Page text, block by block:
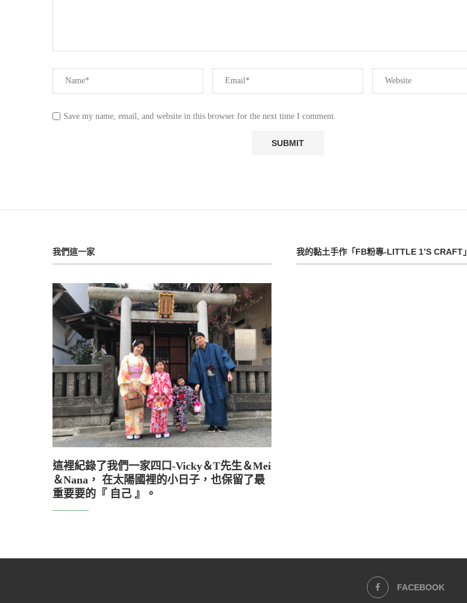
Save my name, email, and website in this browser for the next time I comment.
我們這一家
這裡紀錄了我們一家四口-Vicky＆T先生＆Mei
＆Nana， 在太陽國裡的小日子，也保留了最
重要要的『 自己 』。
我的黏土手作「FB粉專-LITTLE 1’S CRAFT」
FACEBOOK